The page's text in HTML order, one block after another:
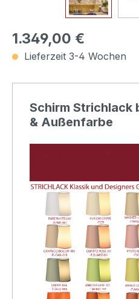
1.349,00 €
Lieferzeit 3-4 Wochen
Schirm Strichlack
& Außenfarbe